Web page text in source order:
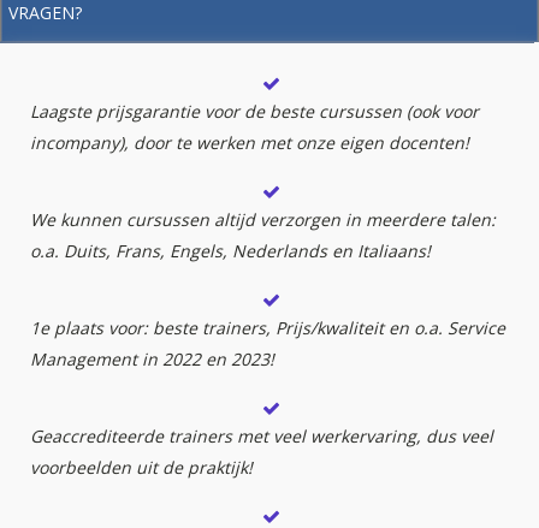
VRAGEN?
Laagste prijsgarantie voor de beste cursussen (ook voor
incompany), door te werken met onze eigen docenten!
We kunnen cursussen altijd verzorgen in meerdere talen:
o.a. Duits, Frans, Engels, Nederlands en Italiaans!
1e plaats voor: beste trainers, Prijs/kwaliteit en o.a. Service
Management in 2022 en 2023!
Geaccrediteerde trainers met veel werkervaring, dus veel
voorbeelden uit de praktijk!